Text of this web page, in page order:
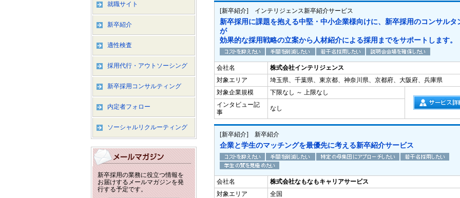
[新卒紹介] インテリジェンス新卒紹介サービス
新卒採用に課題を抱える中堅・中小企業様向けに、新卒採用のコンサルタ
が
効果的な採用戦略の立案から人材紹介による採用までをサポートします。
会社名
株式会社インテリジェンス
対象エリア
埼玉県、千葉県、東京都、神奈川県、京都府、大阪府、兵庫県
対象企業規模
下限なし ～ 上限なし
インタビュー記
事
なし
[新卒紹介] 新卒紹介
企業と学生のマッチングを最優先に考える新卒紹介サービス
会社名
株式会社なもなもキャリアサービス
対象エリア
全国
就職サイト
新卒紹介
適性検査
採用代行・アウトソーシング
新卒採用コンサルティング
内定者フォロー
ソーシャルリクルーティング
新卒採用の業務に役立つ情報を
お届けするメールマガジンを発
行する予定です。